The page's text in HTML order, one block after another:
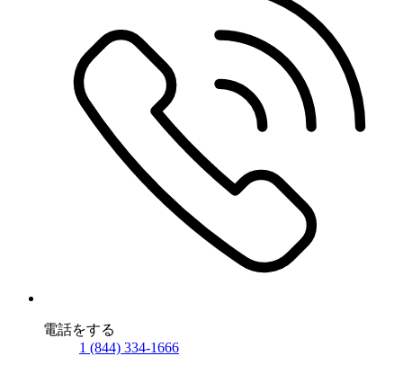
電話をする
1 (844) 334-1666